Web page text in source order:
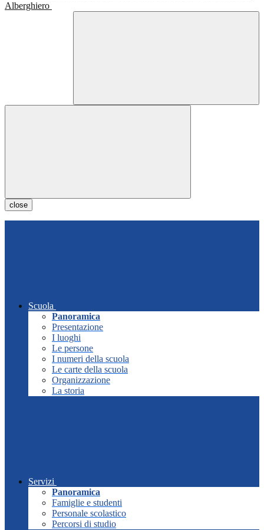
Alberghiero
close
Scuola
Panoramica
Presentazione
I luoghi
Le persone
I numeri della scuola
Le carte della scuola
Organizzazione
La storia
Servizi
Panoramica
Famiglie e studenti
Personale scolastico
Percorsi di studio